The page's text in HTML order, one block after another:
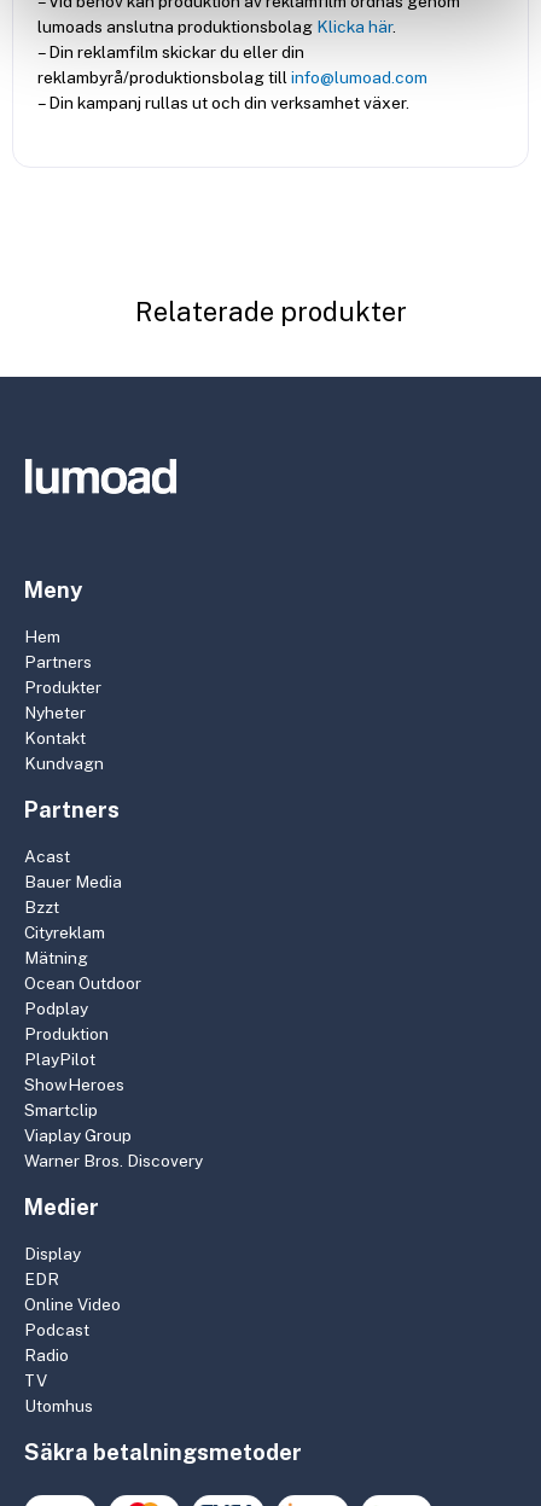
lumoads anslutna produktionsbolag Klicka här.
– Din reklamfilm skickar du eller din
reklambyrå/produktionsbolag till info@lumoad.com
– Din kampanj rullas ut och din verksamhet växer.
Relaterade produkter
Meny
Hem
Partners
Produkter
Nyheter
Kontakt
Kundvagn
Partners
Acast
Bauer Media
Bzzt
Cityreklam
Mätning
Ocean Outdoor
Podplay
Produktion
PlayPilot
ShowHeroes
Smartclip
Viaplay Group
Warner Bros. Discovery
Medier
Display
EDR
Online Video
Podcast
Radio
TV
Utomhus
Säkra betalningsmetoder